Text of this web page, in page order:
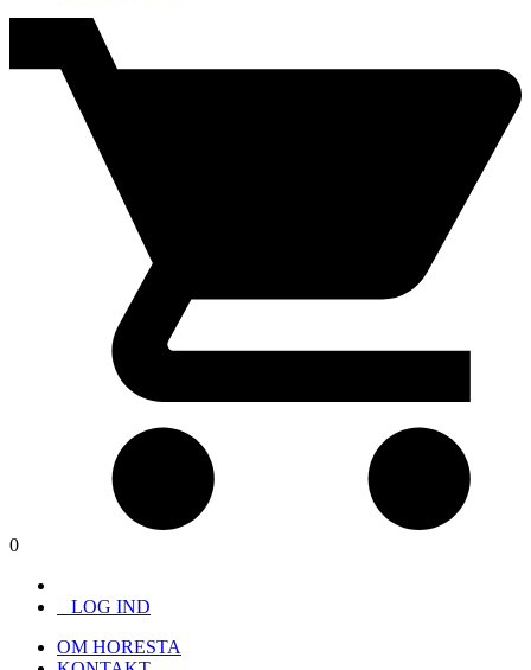
0
LOG IND
OM HORESTA